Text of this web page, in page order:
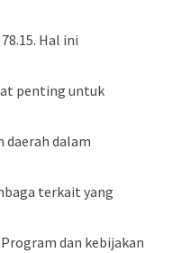
Hal ini
penting untuk
daerah dalam
terkait yang
dan kebijakan